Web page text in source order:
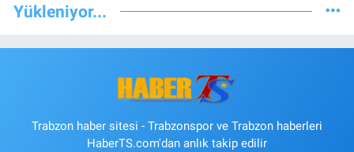
Yükleniyor...
Trabzon haber sitesi - Trabzonspor ve Trabzon haberleri
HaberTS.com'dan anlık takip edilir